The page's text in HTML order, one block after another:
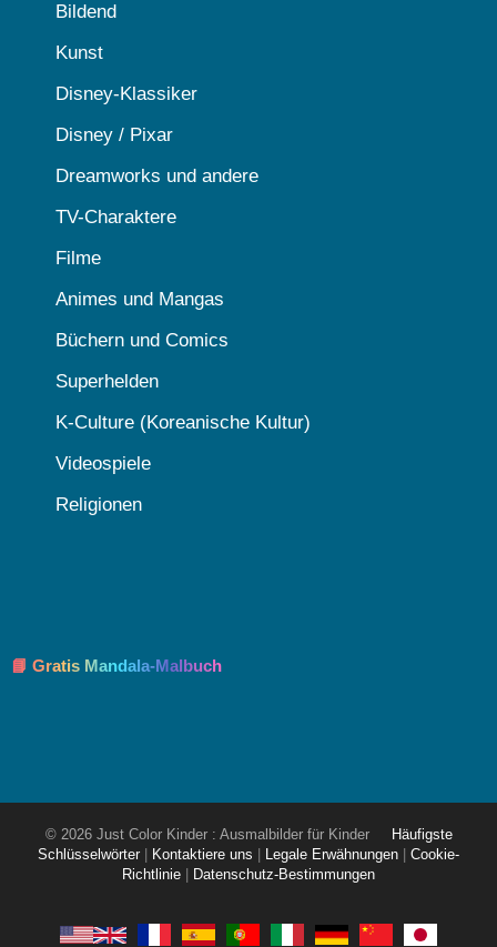
Bildend
Kunst
Disney-Klassiker
Disney / Pixar
Dreamworks und andere
TV-Charaktere
Filme
Animes und Mangas
Büchern und Comics
Superhelden
K-Culture (Koreanische Kultur)
Videospiele
Religionen
📘 Gratis Mandala-Malbuch
© 2026 Just Color Kinder : Ausmalbilder für Kinder
Häufigste
Schlüsselwörter
Kontaktiere uns Legale Erwähnungen
Cookie-
Richtlinie
Datenschutz-Bestimmungen